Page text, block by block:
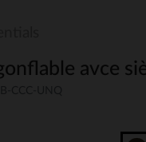
avce